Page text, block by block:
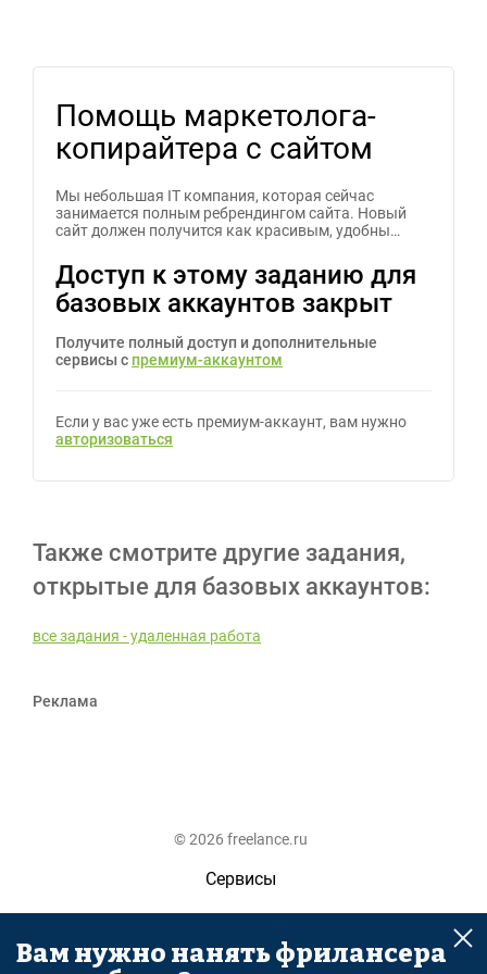
Помощь маркетолога-
копирайтера с сайтом
Мы небольшая IT компания, которая сейчас
занимается полным ребрендингом сайта. Новый
сайт должен получится как красивым, удобны…
Доступ к этому заданию для
базовых аккаунтов закрыт
Получите полный доступ и дополнительные
сервисы с премиум-аккаунтом
Если у вас уже есть премиум-аккаунт, вам нужно
авторизоваться
Также смотрите другие задания,
открытые для базовых аккаунтов:
все задания - удаленная работа
Реклама
© 2026 freelance.ru
Сервисы
Помощь
Поиск
Вам нужно нанять фрилансера